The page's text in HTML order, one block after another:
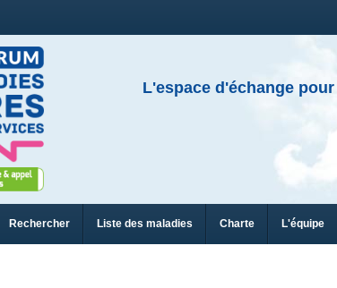
L'espace d'échange
Rechercher Liste des maladies Charte L'équipe